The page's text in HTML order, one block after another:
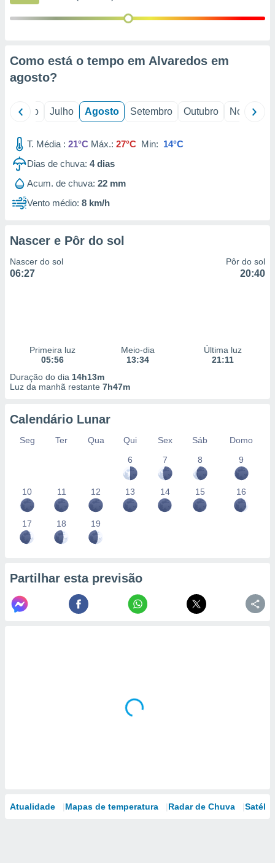
através
estudos
de
1199
Como está o tempo em Alvaredos em
agosto?
Junho Julho Agosto Setembro Outubro Novembro
T. Média : 21°C Máx.: 27°C Min: 14°C
Dias de chuva: 4dias
Acum. de chuva: 22 mm
Vento médio: 8 km/h
Nascer e Pôr do sol
Nascer do sol
06:27
Pôr do sol
20:40
Primeira luz
05:56
Meio-dia
13:34
Última luz
21:11
Duração do dia 14h13m
Luz da manhã restante 7h47m
Calendário Lunar
Seg Ter Qua Qui Sex Sáb
Domo
6
7 8 9
10 11 12 13 14 15 16
17 18 19
Partilhar esta previsão
Atualidade Mapas de temperatura Radar de Chuva